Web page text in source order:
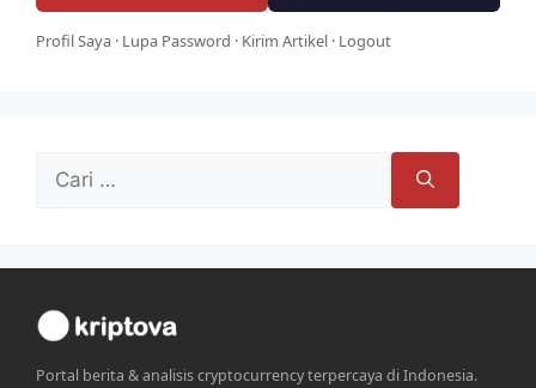
Profil Saya · Lupa Password · Kirim Artikel · Logout
Cari
Portal berita & analisis cryptocurrency terpercaya di Indonesia.